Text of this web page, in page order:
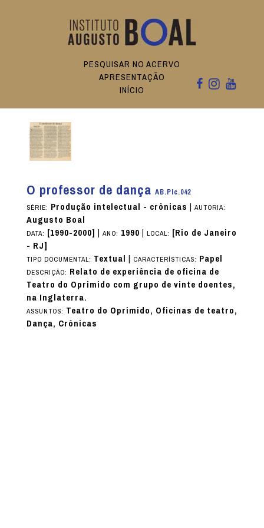
PESQUISAR NO ACERVO
APRESENTAÇÃO
INÍCIO
O professor de dança AB.PIc.042
SÉRIE: Produção intelectual - crônicas | AUTORIA:
Augusto Boal
DATA: [1990-2000] | ANO: 1990| LOCAL: [Rio de Janeiro
- RJ]
TIPO DOCUMENTAL: Textual | CARACTERÍSTICAS: Papel
DESCRIÇÃO: Relato de experiência de oficina de
Teatro do Oprimido com grupo de vinte doentes,
na Inglaterra.
ASSUNTOS: Teatro do Oprimido, Oficinas de teatro,
Dança, Crônicas